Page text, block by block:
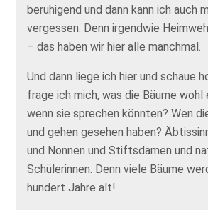
beruhigend und dann kann ich auch
vergessen. Denn irgendwie
– das haben wir hier alle manchmal.
Und dann liege ich hier und schaue
frage ich mich, was die Bäume wohl
wenn sie sprechen könnten? Wen
und gehen gesehen haben?
und Nonnen und Stiftsdamen und
Schülerinnen. Denn viele Bäume
hundert Jahre alt!